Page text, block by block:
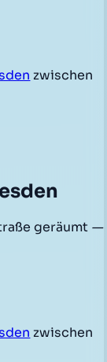
zwischen
geräumt —
zwischen